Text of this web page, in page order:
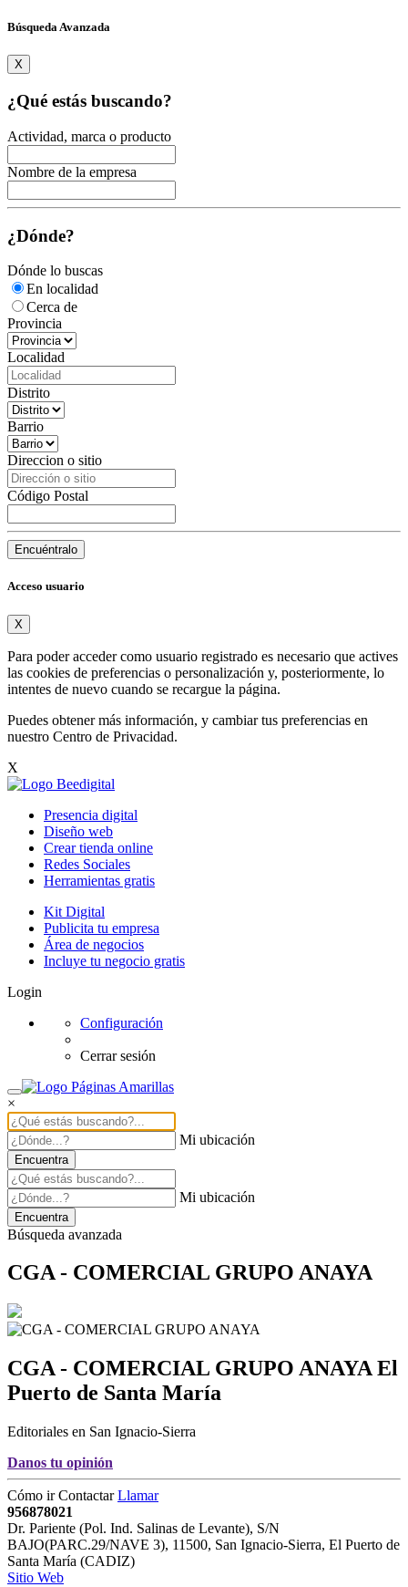
Búsqueda Avanzada
X
¿Qué estás buscando?
Actividad, marca o producto
Nombre de la empresa
¿Dónde?
Dónde lo buscas
En localidad
Cerca de
Provincia
Localidad
Distrito
Barrio
Direccion o sitio
Código Postal
Encuéntralo
Acceso usuario
X
Para poder acceder como usuario registrado es necesario que actives
las cookies de preferencias o personalización y, posteriormente, lo
intentes de nuevo cuando se recargue la página.
Puedes obtener más información, y cambiar tus preferencias en
nuestro Centro de Privacidad.
X
Presencia digital
Diseño web
Crear tienda online
Redes Sociales
Herramientas gratis
Kit Digital
Publicita tu empresa
Área de negocios
Incluye tu negocio gratis
Login
Configuración
Cerrar sesión
×
Mi ubicación
Encuentra
Mi ubicación
Encuentra
Búsqueda avanzada
CGA - COMERCIAL GRUPO ANAYA
CGA - COMERCIAL GRUPO ANAYAEl
Puerto de Santa María
Editoriales en San Ignacio-Sierra
Danos tu opinión
Cómo irContactarLlamar
956878021
Dr. Pariente (Pol. Ind. Salinas de Levante), S/N
BAJO(PARC.29/NAVE 3), 11500, San Ignacio-Sierra, El Puerto de
Santa María (CADIZ)
Sitio Web